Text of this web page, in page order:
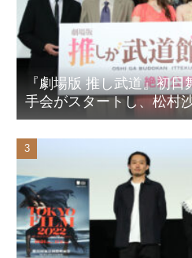
『劇場版 推し武道』初
手会がスタートし、松村
ピール！？